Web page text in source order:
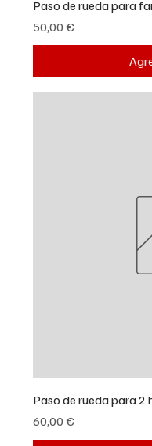
Paso de rueda para
Precio
50,00 €
Paso de rueda para 2
Precio
60,00 €